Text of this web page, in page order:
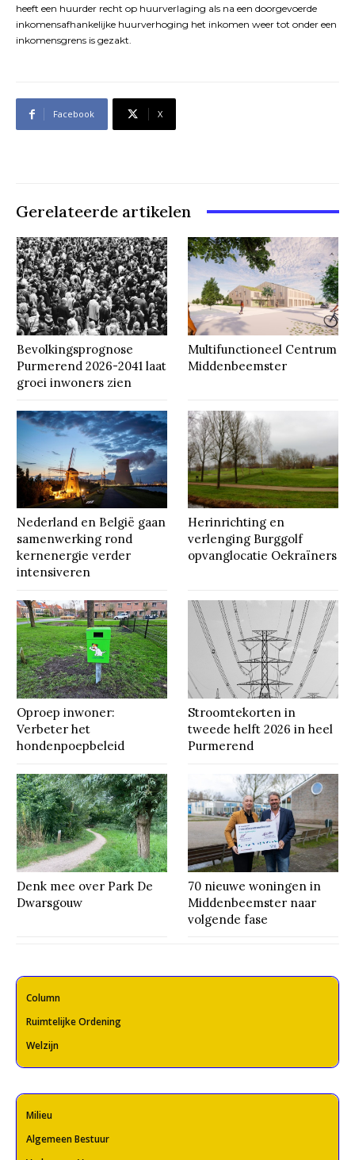
heeft een huurder recht op huurverlaging als na een doorgevoerde
inkomensafhankelijke huurverhoging het inkomen weer tot onder een
inkomensgrens is gezakt.
Facebook X
Gerelateerde artikelen
Bevolkingsprognose
Purmerend 2026-2041 laat
groei inwoners zien
Multifunctioneel Centrum
Middenbeemster
Nederland en België gaan
samenwerking rond
kernenergie verder
intensiveren
Herinrichting en
verlenging Burggolf
opvanglocatie Oekraïners
Oproep inwoner:
Verbeter het
hondenpoepbeleid
Stroomtekorten in
tweede helft 2026 in heel
Purmerend
Denk mee over Park De
Dwarsgouw
70 nieuwe woningen in
Middenbeemster naar
volgende fase
Column
Ruimtelijke Ordening
Welzijn
Milieu
Algemeen Bestuur